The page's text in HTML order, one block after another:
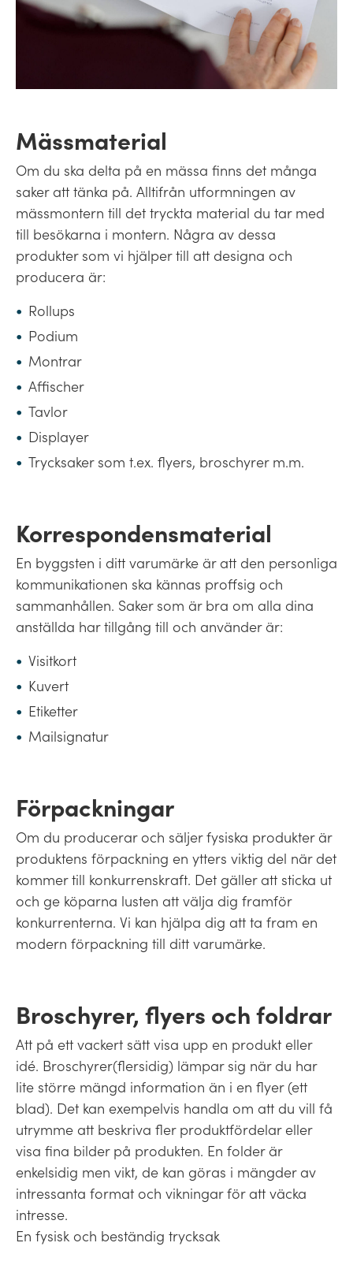
Mässmaterial
Om du ska delta på en mässa finns det många
saker att tänka på. Alltifrån utformningen av
mässmontern till det tryckta material du tar med
till besökarna i montern. Några av dessa
produkter som vi hjälper till att designa och
producera är:
Rollups
Podium
Montrar
Affischer
Tavlor
Displayer
Trycksaker som t.ex. flyers, broschyrer m.m.
Korrespondensmaterial
En byggsten i ditt varumärke är att den personliga
kommunikationen ska kännas proffsig och
sammanhållen. Saker som är bra om alla dina
anställda har tillgång till och använder är:
Visitkort
Kuvert
Etiketter
Mailsignatur
Förpackningar
Om du producerar och säljer fysiska produkter är
produktens förpackning en ytters viktig del när det
kommer till konkurrenskraft. Det gäller att sticka ut
och ge köparna lusten att välja dig framför
konkurrenterna. Vi kan hjälpa dig att ta fram en
modern förpackning till ditt varumärke.
Broschyrer, flyers och foldrar
Att på ett vackert sätt visa upp en produkt eller
idé. Broschyrer(flersidig) lämpar sig när du har
lite större mängd information än i en flyer (ett
blad). Det kan exempelvis handla om att du vill få
utrymme att beskriva fler produktfördelar eller
visa fina bilder på produkten. En folder är
enkelsidig men vikt, de kan göras i mängder av
intressanta format och vikningar för att väcka
intresse.
En fysisk och beständig trycksak